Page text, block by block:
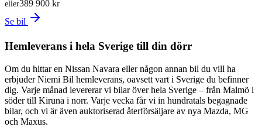
389 900 kr
eller
Se bil
Hemleverans i hela Sverige till din dörr
Om du hittar en Nissan Navara eller någon annan bil du vill ha
erbjuder Niemi Bil hemleverans, oavsett vart i Sverige du befinner
dig. Varje månad levererar vi bilar över hela Sverige – från Malmö i
söder till Kiruna i norr. Varje vecka får vi in hundratals begagnade
bilar, och vi är även auktoriserad återförsäljare av nya Mazda, MG
och Maxus.